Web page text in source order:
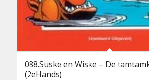
088.Suske en Wiske – De
(2eHands)